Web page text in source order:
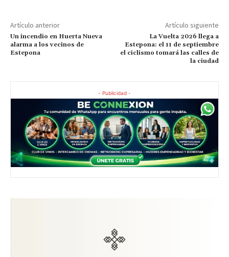
Artículo anterior
Un incendio en Huerta Nueva
alarma a los vecinos de
Estepona
Artículo siguiente
La Vuelta 2026 llega a
Estepona: el 11 de septiembre
el ciclismo tomará las calles de
la ciudad
- Publicidad -